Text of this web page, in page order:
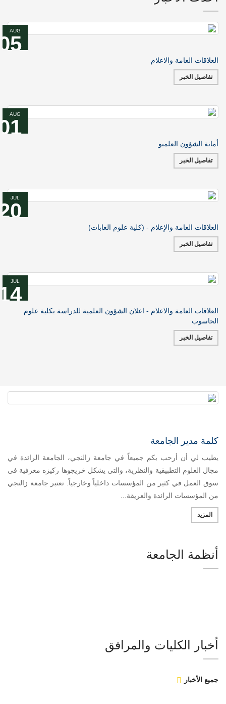
AUG
العلاقات العامة والاعلام
تفاصيل الخبر
AUG
أمانة الشؤون العلميو
تفاصيل الخبر
JUL
العلاقات العامة والإعلام - (كلية علوم الغابات)
تفاصيل الخبر
JUL
العلاقات العامة والاعلام - اعلان الشؤون العلمية للدراسة بكلية علوم
الحاسوب
تفاصيل الخبر
كلمة مدير الجامعة
يطيب لي أن أرحب بكم جميعاً في جامعة زالنجي، الجامعة الرائدة في
مجال العلوم التطبيقية والنظرية، والتي يشكل خريجوها ركيزه معرفية في
سوق العمل في كثير من المؤسسات داخلياً وخارجياً. تعتبر جامعة زالنجي
من المؤسسات الرائدة والعريقة...
المزيد
أنظمة الجامعة
أخبار الكليات والمرافق
جميع الأخبار